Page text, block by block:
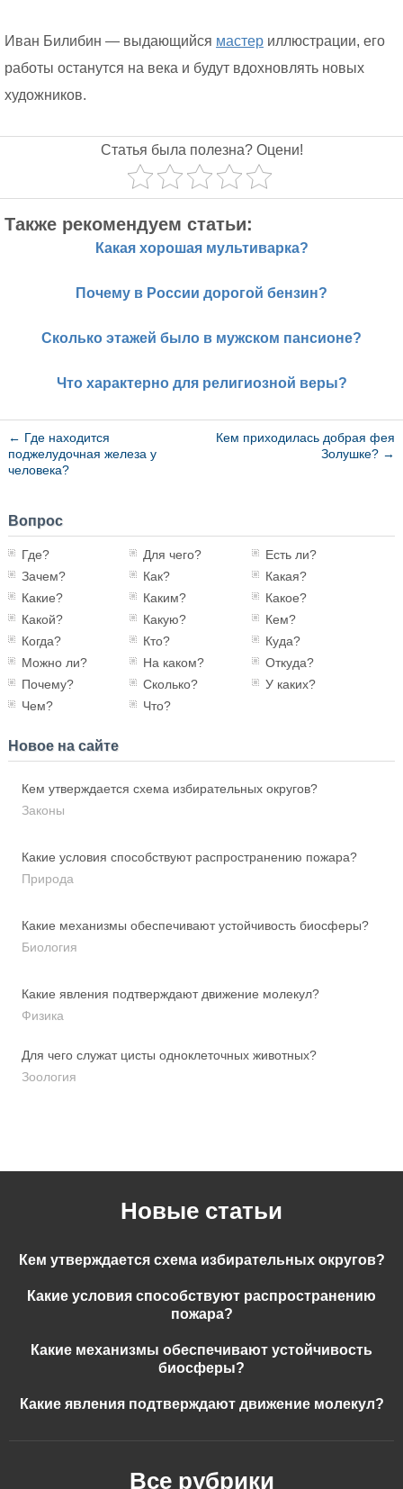
Иван Билибин — выдающийся мастер иллюстрации, его
работы останутся на века и будут вдохновлять новых
художников.
Статья была полезна? Оцени!
Также рекомендуем статьи:
Какая хорошая мультиварка?
Почему в России дорогой бензин?
Сколько этажей было в мужском пансионе?
Что характерно для религиозной веры?
← Где находится
поджелудочная железа у
человека?
Кем приходилась добрая фея
Золушке? →
Вопрос
Где? Для чего?
Есть ли?
Зачем?
Как?
Какая?
Какие?
Каким?
Какое?
Какой?
Какую?
Кем?
Когда?
Кто?
Куда?
Можно ли?
На каком?
Откуда?
Почему?
Сколько?
У каких?
Чем?
Что?
Новое на сайте
Кем утверждается схема избирательных округов?
Законы
Какие условия способствуют распространению пожара?
Природа
Какие механизмы обеспечивают устойчивость биосферы?
Биология
Какие явления подтверждают движение молекул?
Физика
Для чего служат цисты одноклеточных животных?
Зоология
Новые статьи
Кем утверждается схема избирательных округов?
Какие условия способствуют распространению
пожара?
Какие механизмы обеспечивают устойчивость
биосферы?
Какие явления подтверждают движение молекул?
Все рубрики